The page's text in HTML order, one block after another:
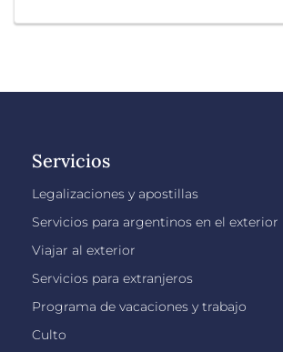
Servicios
Legalizaciones y apostillas
Servicios para argentinos en el exterior
Viajar al exterior
Servicios para extranjeros
Programa de vacaciones y trabajo
Culto